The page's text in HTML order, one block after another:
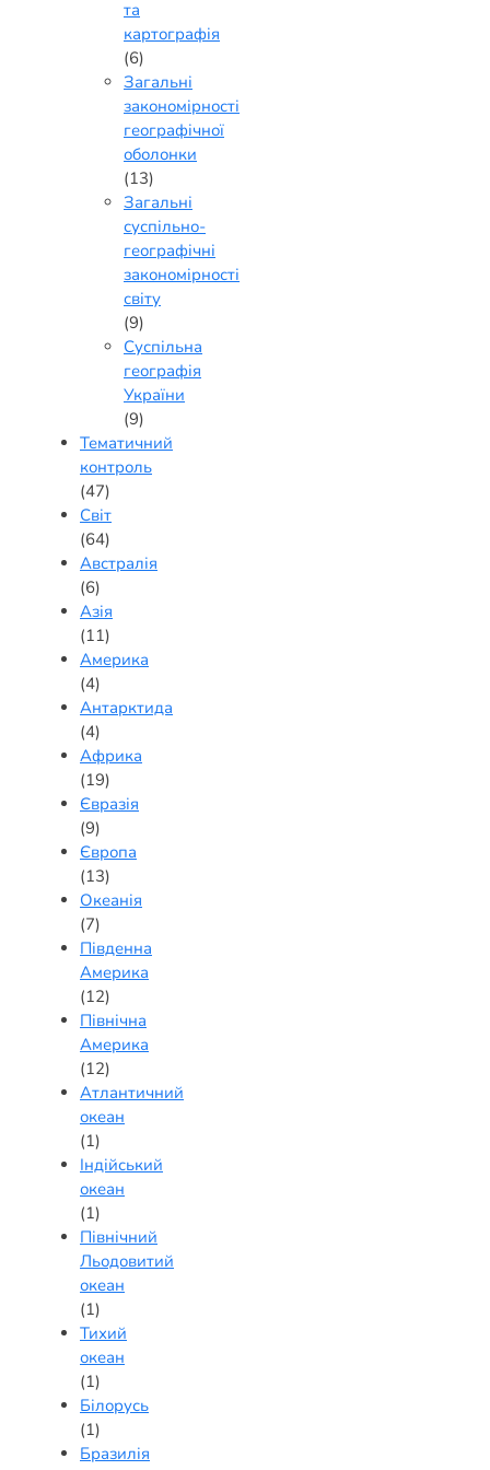
та
картографія
(6)
Загальні
закономірності
географічної
оболонки
(13)
Загальні
суспільно-
географічні
закономірності
світу
(9)
Суспільна
географія
України
(9)
Тематичний
контроль
(47)
Світ
(64)
Австралія
(6)
Азія
(11)
Америка
(4)
Антарктида
(4)
Африка
(19)
Євразія
(9)
Європа
(13)
Океанія
(7)
Південна
Америка
(12)
Північна
Америка
(12)
Атлантичний
океан
(1)
Індійський
океан
(1)
Північний
Льодовитий
океан
(1)
Тихий
океан
(1)
Білорусь
(1)
Бразилія